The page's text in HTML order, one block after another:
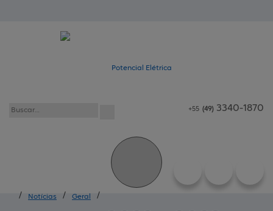
+55 (49) 3340-1870
/ Notícias / Geral /